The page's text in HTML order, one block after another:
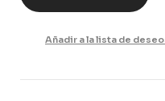
Añadir a la lista de